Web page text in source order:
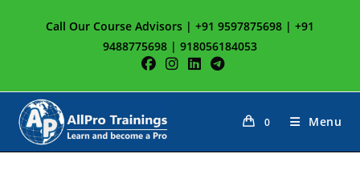
Call Our Course Advisors | +91 9597875698 | +91
9488775698 | 918056184053
0 Menu